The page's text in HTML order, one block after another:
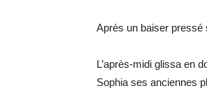
Après un baiser pressé
L’après-midi glissa en
Sophia ses anciennes